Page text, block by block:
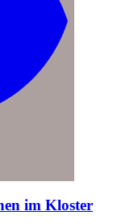
im Kloster